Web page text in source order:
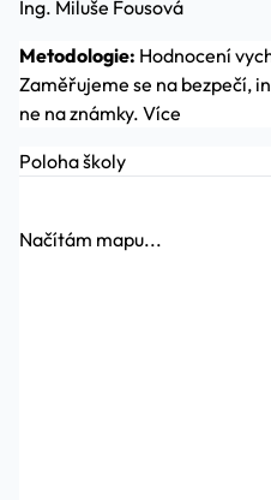
Ing. Miluše Fousová
Metodologie: Hodnocení
Zaměřujeme se na bezpečí,
ne na známky. Více
Poloha školy
Načítám mapu...